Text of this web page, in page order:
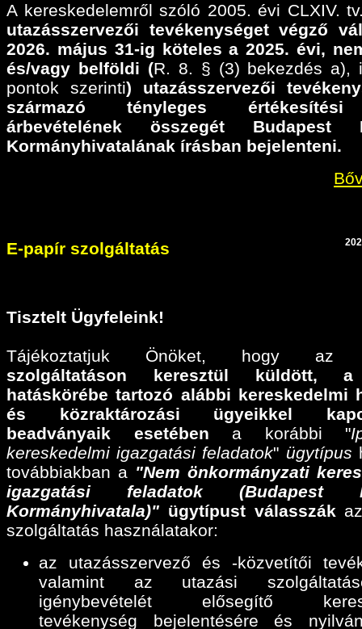
A kereskedelemről szóló 2005. évi CLXIV.
utazásszervezői tevékenységet végző
2026. május 31-ig köteles a 2025. évi,
és/vagy belföldi (R. 8. § (3) bekezdés a),
pontok szerinti) utazásszervezői
származó tényleges
árbevételének összegét Budapest
Kormányhivatalának írásban bejelenteni.
E-papír szolgáltatás
Tisztelt Ügyfeleink!
Tájékoztatjuk Önöket, hogy
szolgáltatáson keresztül küldött,a
hatáskörébe tartozó alábbi kereskedelmi
és közraktározási ügyeikkel
beadványaik esetében a korábbi "
kereskedelmi igazgatási feladatok" ügytípus
továbbiakban a "Nem önkormányzati
igazgatási feladatok (Budapest
Kormányhivatala)" ügytípust válasszák
szolgáltatás használatakor:
az utazásszervező és -közvetítői
valamint az utazási
igénybevételét elősegítő
tevékenység bejelentésére és